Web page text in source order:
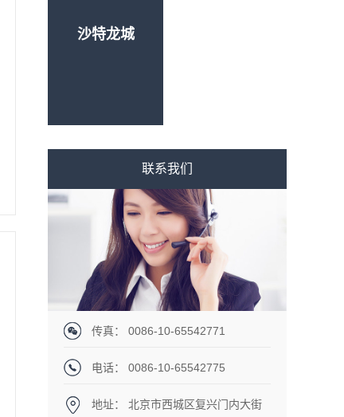
沙特龙城
联系我们
传真： 0086-10-65542771
电话： 0086-10-65542775
地址： 北京市西城区复兴门内大街